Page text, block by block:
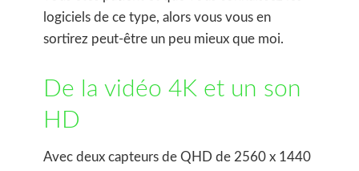
logiciels de ce type, alors vous vous en
sortirez peut-être un peu mieux que moi.
De la vidéo 4K et un son
HD
Avec deux capteurs de QHD de 2560 x 1440